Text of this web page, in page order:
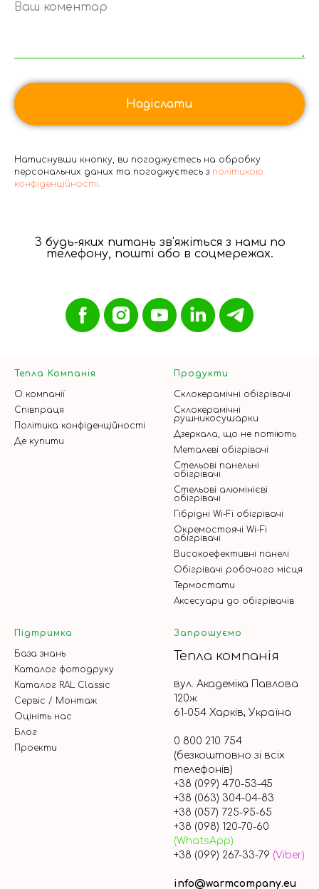
Ваш коментар
Надіслати
Натиснувши кнопку, ви погоджуєтесь на обробку
персональних даних та погоджуєтесь з політикою
конфіденційності.
З будь-яких питань зв'яжіться з нами по
телефону, пошті або в соцмережах.
Тепла Компанія
О компанії
Співпраця
Політика конфіденційності
Де купити
Продукти
Склокерамічні обігрівачі
Склокерамічні
рушникосушарки
Дзеркала, що не потіють
Металеві обігрівачі
Стельові панельні
обігрівачі
Стельові алюмінієві
обігрівачі
Гібрідні Wi-Fi обігрівачі
Окремостоячі Wi-Fi
обігрівачі
Високоефективні панелі
Обігрівачі робочого місця
Термостати
Аксесуари до обігрівачів
Підтримка
База знань
Каталог фотодруку
Каталог RAL Classic
Сервіс / Монтаж
Оцініть нас
Блог
Проекти
Запрошуємо
Тепла компанія
вул. Академіка Павлова
120ж
61-054 Харків, Україна
0 800 210 754
(безкоштовно зі всіх
телефонів)
+38 (099) 470-53-45
+38 (063) 304-04-83
+38 (057) 725-95-65
+38 (098) 120-70-60
(WhatsApp)
+38 (099) 267-33-79 (Viber)
info@warmcompany.eu